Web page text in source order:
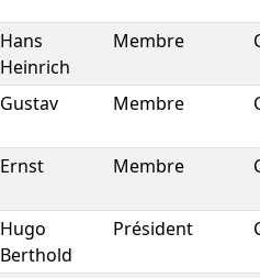
Hans
Heinrich
Membre
Gustav Membre
Ernst Membre
Hugo
Berthold
Président